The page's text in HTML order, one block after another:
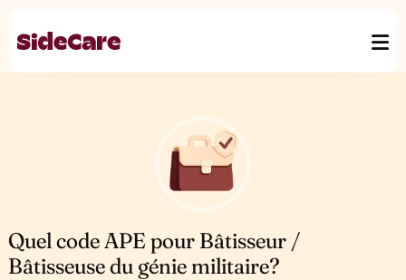
Quel code APE pour Bâtisseur /
Bâtisseuse du génie militaire?